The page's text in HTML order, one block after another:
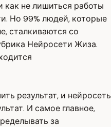
как не лишиться работы
Но 99% людей, которые
сталкиваются со
Нейросети Жиза.
результат, и нейросеть
И самое главное,
за